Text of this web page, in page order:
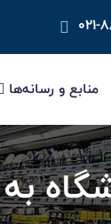
۳۰
منابع و رسانه‌ها